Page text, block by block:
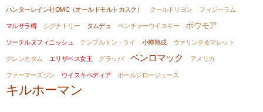
ハンターレイン社OMC（オールドモルトカスク） クールドリヨン
フィジーラム
マルサラ樽
シグナトリー タムデュ ベンチャーウイスキー ボウモア
ソーテルヌフィニッシュ テンプルトン・ライ 小樽熟成
ヴァリンチ＆マレット
グレンカダム
エリザベス女王 グラッパ ベンロマック
アメリカ
ファーマーズジン
ウイスキペディア ポールジロージュース
キルホーマン